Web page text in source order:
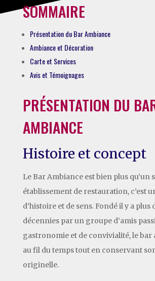
SOMMAIRE
Présentation du Bar Ambiance
Ambiance et Décoration
Carte et Services
Avis et Témoignages
PRÉSENTATION DU
AMBIANCE
Histoire et concept
Le Bar Ambiance est bien plus qu’un
établissement de restauration, c’est
d’histoire et de sens. Fondé il y a plus
décennies par un groupe d’amis
gastronomie et de convivialité, le bar
au fil du temps tout en conservant
originelle.